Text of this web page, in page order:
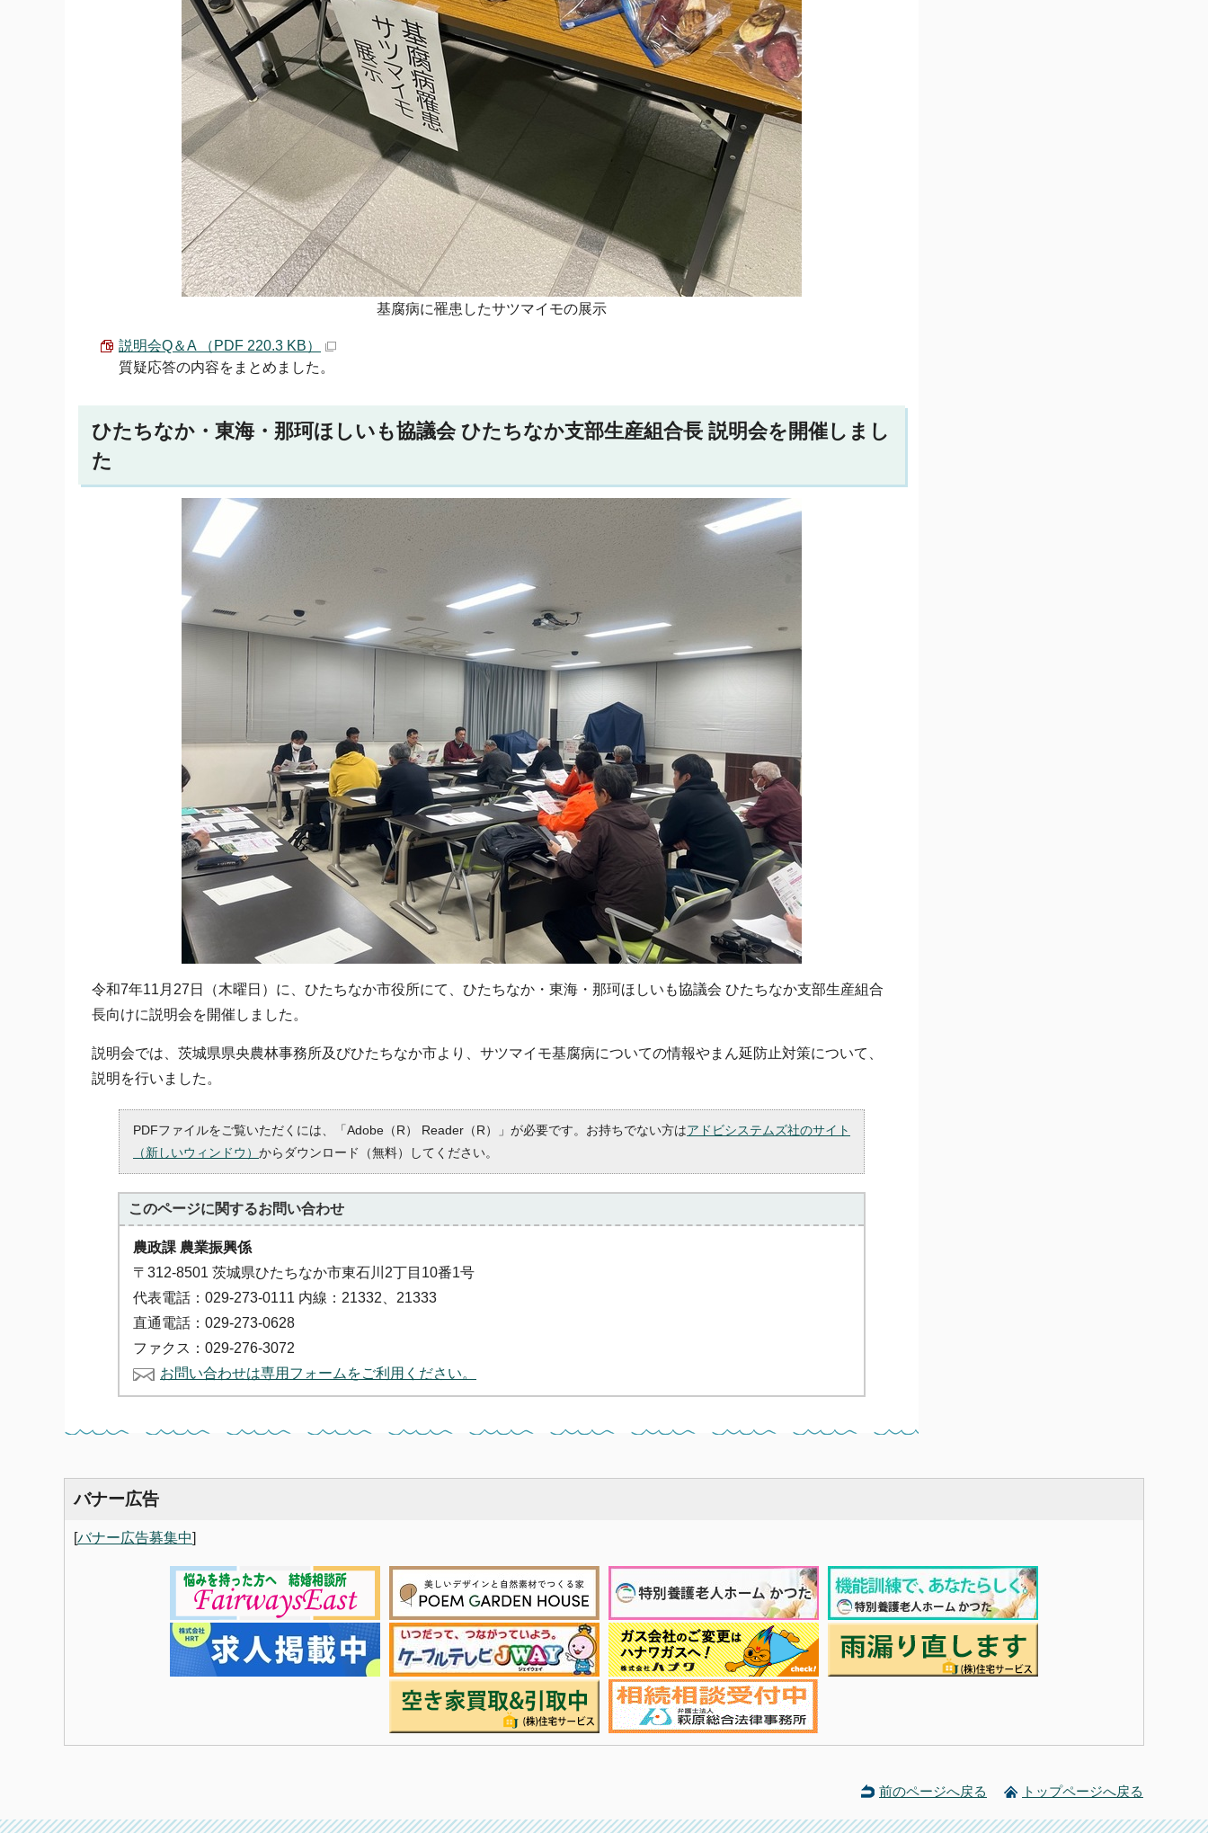
基腐病に罹患したサツマイモの展示
説明会Q＆A （PDF 220.3 KB）
質疑応答の内容をまとめました。
ひたちなか・東海・那珂ほしいも協議会 ひたちなか支部生産組合長 説明会を開催しまし
た
令和7年11月27日（木曜日）に、ひたちなか市役所にて、ひたちなか・東海・那珂ほしいも協議会 ひたちなか支部生産組合
長向けに説明会を開催しました。
説明会では、茨城県県央農林事務所及びひたちなか市より、サツマイモ基腐病についての情報やまん延防止対策について、
説明を行いました。
PDFファイルをご覧いただくには、「Adobe（R） Reader（R）」が必要です。お持ちでない方はアドビシステムズ社のサイト
（新しいウィンドウ） からダウンロード（無料）してください。
このページに関するお問い合わせ
農政課 農業振興係
〒312-8501 茨城県ひたちなか市東石川2丁目10番1号
代表電話：029-273-0111 内線：21332、21333
直通電話：029-273-0628
ファクス：029-276-3072
お問い合わせは専用フォームをご利用ください。
バナー広告
[バナー広告募集中]
前のページへ戻る トップページへ戻る